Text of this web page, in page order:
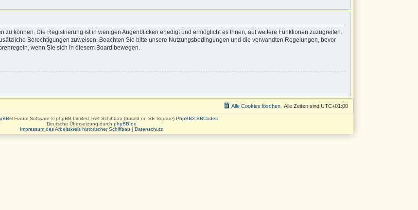
zu können. Die Registrierung ist in wenigen Augenblicken erledigt und ermöglicht es Ihnen, auf weitere Funktionen zuzugreifen.
Berechtigungen zuweisen. Beachten Sie bitte unsere Nutzungsbedingungen und die verwandten Regelungen, bevor
wenn Sie sich in diesem Board bewegen.
Alle Zeiten sind UTC+01:00
Alle Cookies löschen
® Forum Software © phpBB Limited | AK Schiffbau (based on SE Square) PhpBB3 BBCodes
Deutsche Übersetzung durch phpBB.de
Impressum des Arbeitskreis historischer Schiffbau | Datenschutz